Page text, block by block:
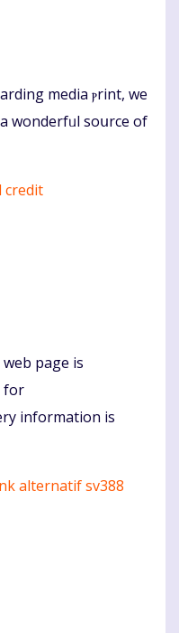
media ⲣrint, we
wondеrfᥙl soսrce of
credit
page is
for
information is
alternatif sv388